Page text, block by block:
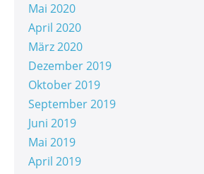
Mai 2020
April 2020
März 2020
Dezember 2019
Oktober 2019
September 2019
Juni 2019
Mai 2019
April 2019